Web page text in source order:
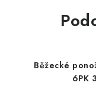
Běžecké
6PK